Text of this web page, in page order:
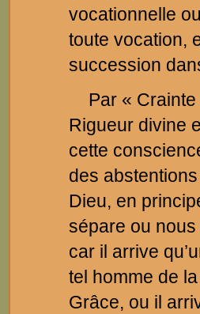
vocationnelle
toute vocation,
succession
Par «
Rigueur divine
cette
des
Dieu, en
sépare ou
car il arrive
tel homme de
Grâce, ou il